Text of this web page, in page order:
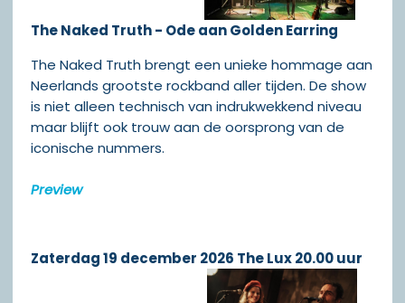
The Naked Truth - Ode aan Golden Earring
The Naked Truth brengt een unieke hommage aan
Neerlands grootste rockband aller tijden. De show
is niet alleen technisch van indrukwekkend niveau
maar blijft ook trouw aan de oorsprong van de
iconische nummers.
Preview
Zaterdag 19 december 2026 The Lux 20.00 uur